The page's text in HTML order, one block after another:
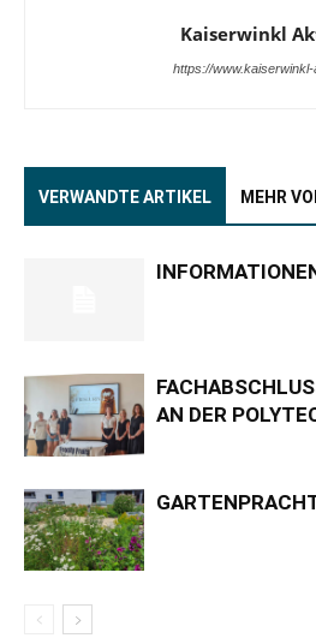
Kaiserwinkl
https://www.kaiserwinkl-
VERWANDTE ARTIKEL MEHR
AN DER